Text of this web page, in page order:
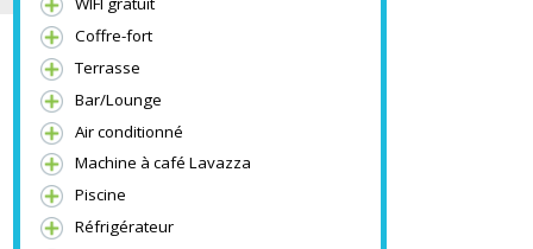
Les points forts :
WIFI gratuit
Coffre-fort
Terrasse
Bar/Lounge
Air conditionné
Machine à café Lavazza